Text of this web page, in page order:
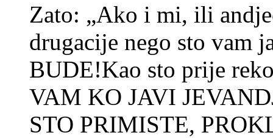
Zato: „Ako i mi, ili
drugacije nego sto vam
BUDE!Kao sto prije
VAM KO JAVI
STO PRIMISTE,